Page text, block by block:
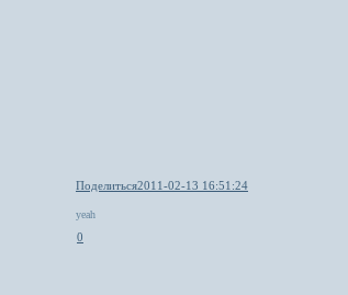
Поделиться2011-02-13 16:51:24
yeah
0